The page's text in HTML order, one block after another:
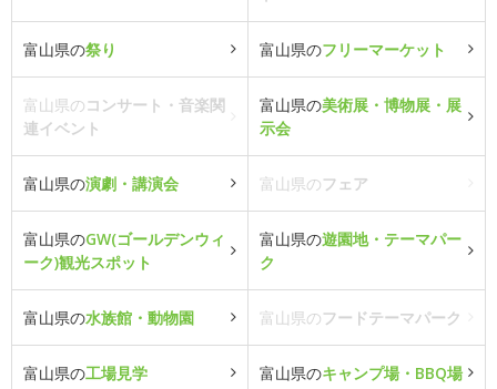
富山県の祭り 富山県のフリーマーケット
富山県のコンサート・音楽関
連イベント
富山県の美術展・博物展・展
示会
富山県の演劇・講演会 富山県のフェア
富山県のGW(ゴールデンウィ
ーク)観光スポット
富山県の遊園地・テーマパー
ク
富山県の水族館・動物園 富山県のフードテーマパーク
富山県の工場見学 富山県のキャンプ場・BBQ場